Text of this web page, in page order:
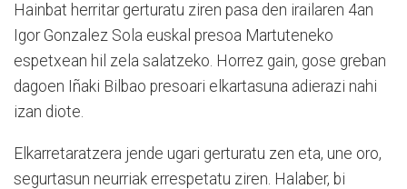
Hainbat herritar gerturatu ziren pasa den irailaren 4an
Igor Gonzalez Sola euskal presoa Martuteneko
espetxean hil zela salatzeko. Horrez gain, gose greban
dagoen Iñaki Bilbao presoari elkartasuna adierazi nahi
izan diote.
Elkarretaratzera jende ugari gerturatu zen eta, une oro,
segurtasun neurriak errespetatu ziren. Halaber, bi